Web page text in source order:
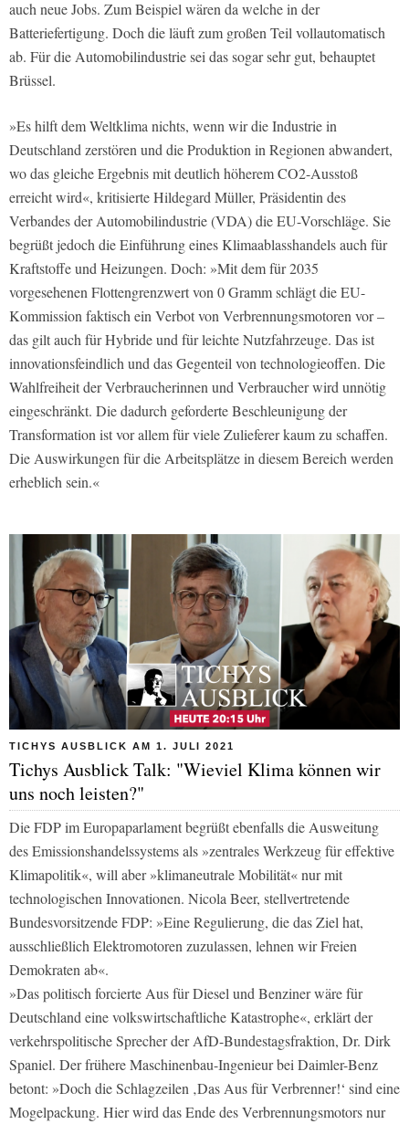
auch neue Jobs. Zum Beispiel wären da welche in der
Batteriefertigung. Doch die läuft zum großen Teil vollautomatisch
ab. Für die Automobilindustrie sei das sogar sehr gut, behauptet
Brüssel.
»Es hilft dem Weltklima nichts, wenn wir die Industrie in
Deutschland zerstören und die Produktion in Regionen abwandert,
wo das gleiche Ergebnis mit deutlich höherem CO2-Ausstoß
erreicht wird«, kritisierte Hildegard Müller, Präsidentin des
Verbandes der Automobilindustrie (VDA) die EU-Vorschläge. Sie
begrüßt jedoch die Einführung eines Klimaablasshandels auch für
Kraftstoffe und Heizungen. Doch: »Mit dem für 2035
vorgesehenen Flottengrenzwert von 0 Gramm schlägt die EU-
Kommission faktisch ein Verbot von Verbrennungsmotoren vor –
das gilt auch für Hybride und für leichte Nutzfahrzeuge. Das ist
innovationsfeindlich und das Gegenteil von technologieoffen. Die
Wahlfreiheit der Verbraucherinnen und Verbraucher wird unnötig
eingeschränkt. Die dadurch geforderte Beschleunigung der
Transformation ist vor allem für viele Zulieferer kaum zu schaffen.
Die Auswirkungen für die Arbeitsplätze in diesem Bereich werden
erheblich sein.«
TICHYS AUSBLICK AM 1. JULI 2021
Tichys Ausblick Talk: "Wieviel Klima können wir
uns noch leisten?"
Die FDP im Europaparlament begrüßt ebenfalls die Ausweitung
des Emissionshandelssystems als »zentrales Werkzeug für effektive
Klimapolitik«, will aber »klimaneutrale Mobilität« nur mit
technologischen Innovationen. Nicola Beer, stellvertretende
Bundesvorsitzende FDP: »Eine Regulierung, die das Ziel hat,
ausschließlich Elektromotoren zuzulassen, lehnen wir Freien
Demokraten ab«.
»Das politisch forcierte Aus für Diesel und Benziner wäre für
Deutschland eine volkswirtschaftliche Katastrophe«, erklärt der
verkehrspolitische Sprecher der AfD-Bundestagsfraktion, Dr. Dirk
Spaniel. Der frühere Maschinenbau-Ingenieur bei Daimler-Benz
betont: »Doch die Schlagzeilen ‚Das Aus für Verbrenner!‘ sind eine
Mogelpackung. Hier wird das Ende des Verbrennungsmotors nur